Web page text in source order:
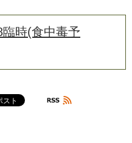
時(食中毒予